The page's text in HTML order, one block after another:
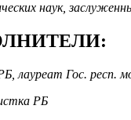
наук,
лауреат Гос. респ.
РБ